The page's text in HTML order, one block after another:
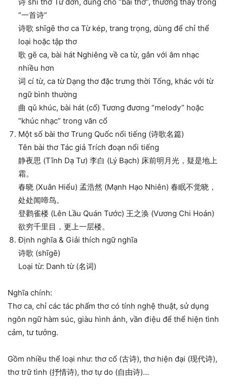
“一首诗”
诗歌 shīgē thơ ca Từ kép, trang trọng, dùng để chỉ thể
loại hoặc tập thơ
歌 gē ca, bài hát Nghiêng về ca từ, gắn với âm nhạc
nhiều hơn
词 cí từ, ca từ Dạng thơ đặc trưng thời Tống, khác với từ
ngữ bình thường
曲 qǔ khúc, bài hát (cổ) Tương đương “melody” hoặc
“khúc nhạc” trong văn cổ
Một số bài thơ Trung Quốc nổi tiếng (诗歌名篇)
Tên bài thơ Tác giả Trích đoạn nổi tiếng
静夜思 (Tĩnh Dạ Tư) 李白 (Lý Bạch) 床前明月光，疑是地上
霜。
春晓 (Xuân Hiểu) 孟浩然 (Mạnh Hạo Nhiên) 春眠不觉晓，
处处闻啼鸟。
登鹳雀楼 (Lên Lầu Quán Tước) 王之涣 (Vương Chi Hoán)
欲穷千里目，更上一层楼。
Định nghĩa & Giải thích ngữ nghĩa
诗歌 (shīgē)
Loại từ: Danh từ (名词)
Nghĩa chính:
Thơ ca, chỉ các tác phẩm thơ có tính nghệ thuật, sử dụng
ngôn ngữ hàm súc, giàu hình ảnh, vần điệu để thể hiện tình
cảm, tư tưởng.
Gồm nhiều thể loại như: thơ cổ (古诗), thơ hiện đại (现代诗),
thơ trữ tình (抒情诗), thơ tự do (自由诗)…